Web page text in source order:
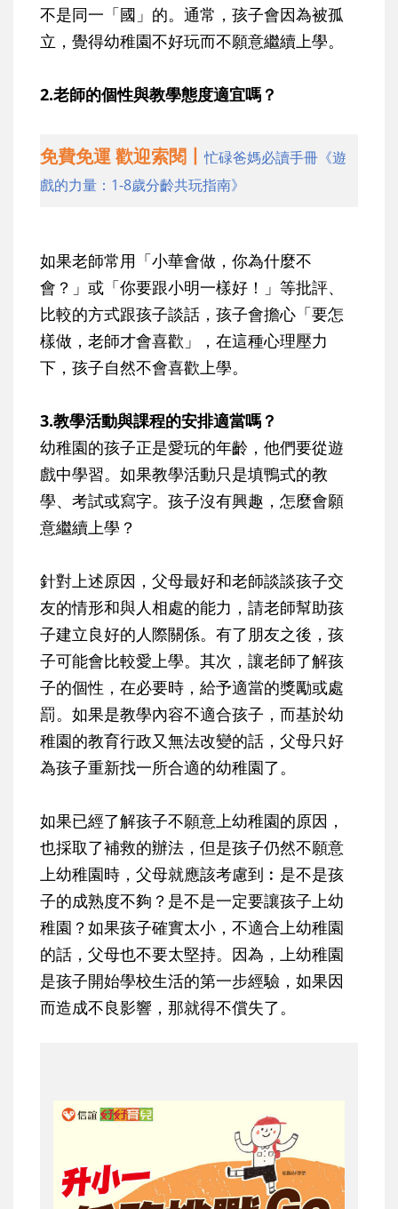
不是同一「國」的。通常，孩子會因為被孤
立，覺得幼稚園不好玩而不願意繼續上學。
2.老師的個性與教學態度適宜嗎？
免費免運 歡迎索閱丨忙碌爸媽必讀手冊《遊
戲的力量：1-8歲分齡共玩指南》
如果老師常用「小華會做，你為什麼不
會？」或「你要跟小明一樣好！」等批評、
比較的方式跟孩子談話，孩子會擔心「要怎
樣做，老師才會喜歡」，在這種心理壓力
下，孩子自然不會喜歡上學。
3.教學活動與課程的安排適當嗎？
幼稚園的孩子正是愛玩的年齡，他們要從遊
戲中學習。如果教學活動只是填鴨式的教
學、考試或寫字。孩子沒有興趣，怎麼會願
意繼續上學？
針對上述原因，父母最好和老師談談孩子交
友的情形和與人相處的能力，請老師幫助孩
子建立良好的人際關係。有了朋友之後，孩
子可能會比較愛上學。其次，讓老師了解孩
子的個性，在必要時，給予適當的獎勵或處
罰。如果是教學內容不適合孩子，而基於幼
稚園的教育行政又無法改變的話，父母只好
為孩子重新找一所合適的幼稚園了。
如果已經了解孩子不願意上幼稚園的原因，
也採取了補救的辦法，但是孩子仍然不願意
上幼稚園時，父母就應該考慮到︰是不是孩
子的成熟度不夠？是不是一定要讓孩子上幼
稚園？如果孩子確實太小，不適合上幼稚園
的話，父母也不要太堅持。因為，上幼稚園
是孩子開始學校生活的第一步經驗，如果因
而造成不良影響，那就得不償失了。